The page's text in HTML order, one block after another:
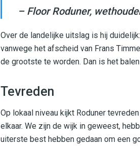
– Floor Roduner,
Over de landelijke uitslag is hij
vanwege het afscheid van Frans
de grootste te worden. Dan is het
Tevreden
Op lokaal niveau kijkt Roduner
elkaar. We zijn de wijk in geweest,
uiterste best hebben gedaan om een